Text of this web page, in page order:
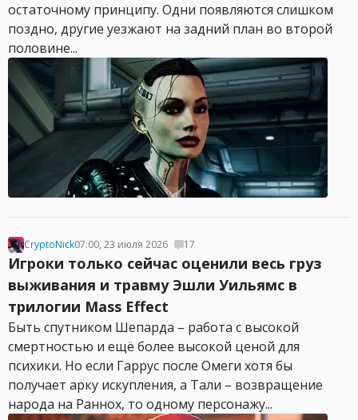
остаточному принципу. Одни появляются слишком
поздно, другие уезжают на задний план во второй
половине...
CryptoNick07:00, 23 июля 2026 17
Игроки только сейчас оценили весь груз
выживания и травму Эшли Уильямс в
трилогии Mass Effect
Быть спутником Шепарда – работа с высокой
смертностью и ещё более высокой ценой для
психики. Но если Гаррус после Омеги хотя бы
получает арку искупления, а Тали – возвращение
народа на Раннох, то одному персонажу...